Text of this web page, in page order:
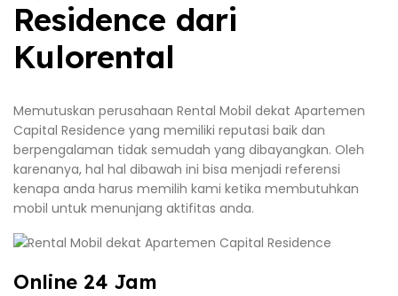
Residence dari
Kulorental
Memutuskan perusahaan Rental Mobil dekat Apartemen
Capital Residence yang memiliki reputasi baik dan
berpengalaman tidak semudah yang dibayangkan. Oleh
karenanya, hal hal dibawah ini bisa menjadi referensi
kenapa anda harus memilih kami ketika membutuhkan
mobil untuk menunjang aktifitas anda.
Online 24 Jam